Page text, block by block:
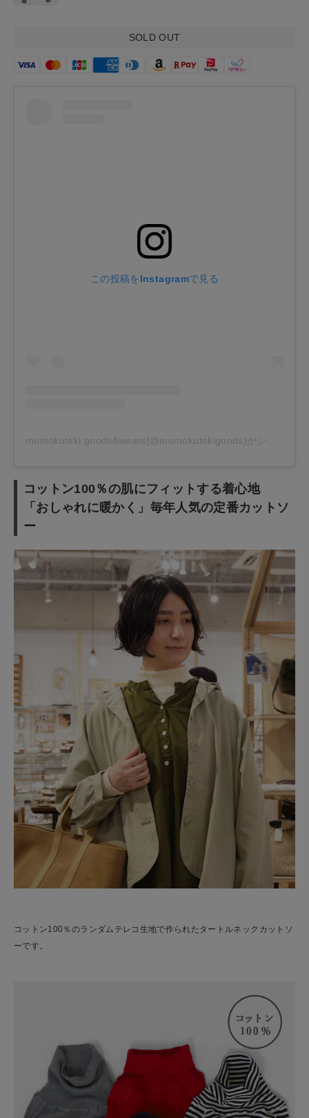
SOLD OUT
この投稿をInstagramで見る
mumokuteki goods&wears(@mumokutekigoods)がシェアした投稿
コットン100％の肌にフィットする着心地
「おしゃれに暖かく」毎年人気の定番カットソ
ー
コットン100％のランダムテレコ生地で作られたタートルネックカットソ
ーです。